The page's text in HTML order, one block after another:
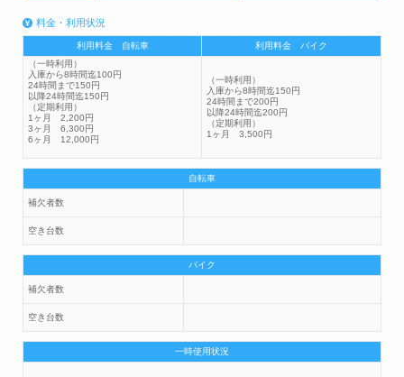
料金・利用状況
利用料金 自転車
利用料金 バイク
（一時利用）
入庫から8時間迄100円
24時間まで150円
以降24時間迄150円
（定期利用）
1ヶ月 2,200円
3ヶ月 6,300円
6ヶ月 12,000円
（一時利用）
入庫から8時間迄150円
24時間まで200円
以降24時間迄200円
（定期利用）
1ヶ月 3,500円
自転車
補欠者数
空き台数
バイク
補欠者数
空き台数
一時使用状況